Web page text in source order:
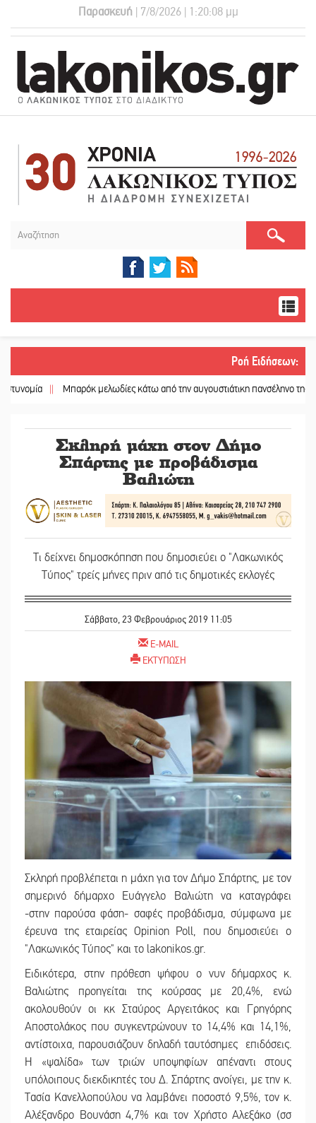
Παρασκευή | 7/8/2026 | 1:20:10 μμ
Ροή Ειδήσεων:
μελωδίες κάτω από την αυγουστιάτικη πανσέληνο της Μονεμβασιάς ||
Σκληρή μάχη στον Δήμο
Σπάρτης με προβάδισμα
Βαλιώτη
Τι δείχνει δημοσκόπηση που δημοσιεύει ο "Λακωνικός
Τύπος" τρείς μήνες πριν από τις δημοτικές εκλογές
Σάββατο, 23 Φεβρουάριος 2019 11:05
E-MAIL
ΕΚΤΥΠΩΣΗ
Σκληρή προβλέπεται η μάχη για τον Δήμο Σπάρτης, με τον
σημερινό δήμαρχο Ευάγγελο Βαλιώτη να καταγράφει
-στην παρούσα φάση- σαφές προβάδισμα, σύμφωνα με
έρευνα της εταιρείας Opinion Poll, που δημοσιεύει ο
"Λακωνικός Τύπος" και το lakonikos.gr.
Ειδικότερα, στην πρόθεση ψήφου ο νυν δήμαρχος κ.
Βαλιώτης προηγείται της κούρσας με 20,4%, ενώ
ακολουθούν οι κκ Σταύρος Αργειτάκος και Γρηγόρης
Αποστολάκος που συγκεντρώνουν το 14,4% και 14,1%,
αντίστοιχα, παρουσιάζουν δηλαδή ταυτόσημες επιδόσεις.
Η «ψαλίδα» των τριών υποψηφίων απέναντι στους
υπόλοιπους διεκδικητές του Δ. Σπάρτης ανοίγει, με την κ.
Τασία Κανελλοπούλου να λαμβάνει ποσοστό 9,5%, τον κ.
Αλέξανδρο Βουνάση 4,7% και τον Χρήστο Αλεξάκο (σσ